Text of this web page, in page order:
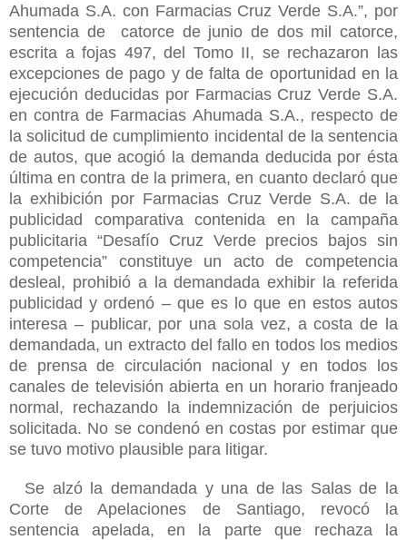
Ahumada S.A. con Farmacias Cruz Verde S.A.”, por
sentencia de catorce de junio de dos mil catorce,
escrita a fojas 497, del Tomo II, se rechazaron las
excepciones de pago y de falta de oportunidad en la
ejecución deducidas por Farmacias Cruz Verde S.A.
en contra de Farmacias Ahumada S.A., respecto de
la solicitud de cumplimiento incidental de la sentencia
de autos, que acogió la demanda deducida por ésta
última en contra de la primera, en cuanto declaró que
la exhibición por Farmacias Cruz Verde S.A. de la
publicidad comparativa contenida en la campaña
publicitaria “Desafío Cruz Verde precios bajos sin
competencia” constituye un acto de competencia
desleal, prohibió a la demandada exhibir la referida
publicidad y ordenó – que es lo que en estos autos
interesa – publicar, por una sola vez, a costa de la
demandada, un extracto del fallo en todos los medios
de prensa de circulación nacional y en todos los
canales de televisión abierta en un horario franjeado
normal, rechazando la indemnización de perjuicios
solicitada. No se condenó en costas por estimar que
se tuvo motivo plausible para litigar.
Se alzó la demandada y una de las Salas de la
Corte de Apelaciones de Santiago, revocó la
sentencia apelada, en la parte que rechaza la